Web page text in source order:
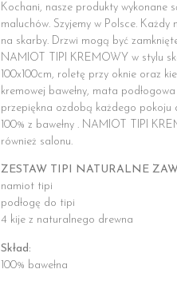
Kochani, nasze produkty wykonane
maluchów. Szyjemy w Polsce.
na skarby. Drzwi mogą być
NAMIOT TIPI KREMOWY w stylu
100x100cm, roletę przy oknie oraz
kremowej bawełny, mata
przepiękna ozdobą każdego pokoju
100% z bawełny . NAMIOT TIPI
również salonu.
ZESTAW TIPI NATURALNE
namiot tipi
podłogę do tipi
4 kije z naturalnego drewna
Skład:
100% bawełna